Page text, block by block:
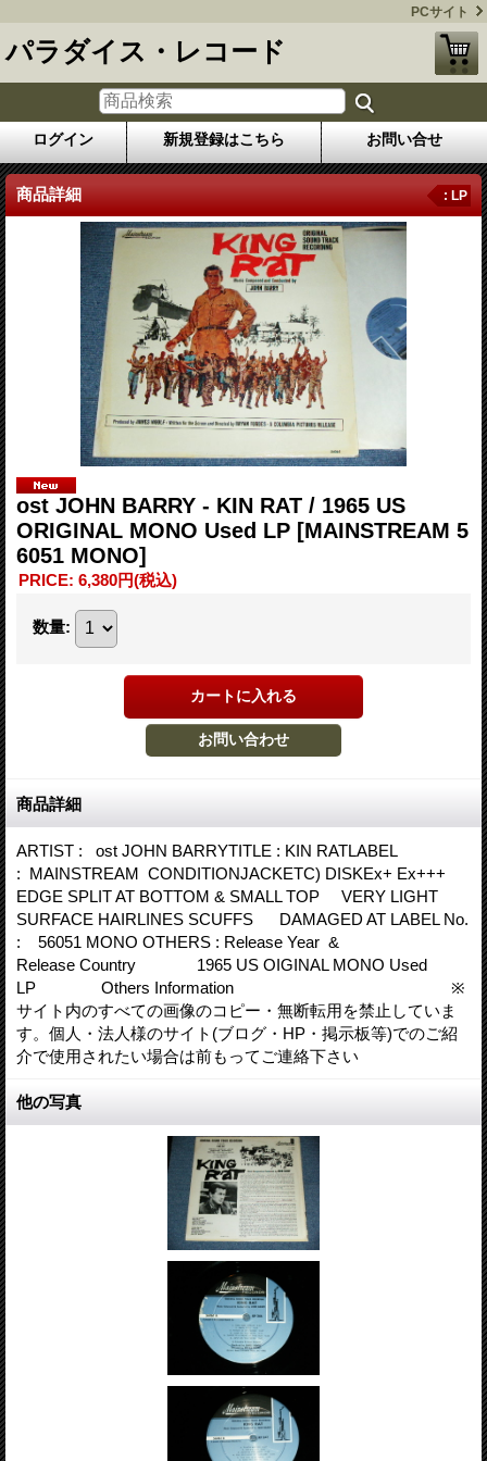
PCサイト
パラダイス・レコード
ログイン 新規登録はこちら お問い合せ
商品詳細 : LP
ost JOHN BARRY - KIN RAT / 1965 US
ORIGINAL MONO Used LP [MAINSTREAM 5
6051 MONO]
PRICE: 6,380円(税込)
数量:
商品詳細
ARTIST : ost JOHN BARRYTITLE : KIN RATLABEL
: MAINSTREAM CONDITIONJACKETC) DISKEx+ Ex+++
EDGE SPLIT AT BOTTOM & SMALL TOP VERY LIGHT
SURFACE HAIRLINES SCUFFS DAMAGED AT LABEL No.
: 56051 MONO OTHERS : Release Year &
Release Country 1965 US OIGINAL MONO Used
LP Others Information ※
サイト内のすべての画像のコピー・無断転用を禁止していま
す。個人・法人様のサイト(ブログ・HP・掲示板等)でのご紹
介で使用されたい場合は前もってご連絡下さい
他の写真